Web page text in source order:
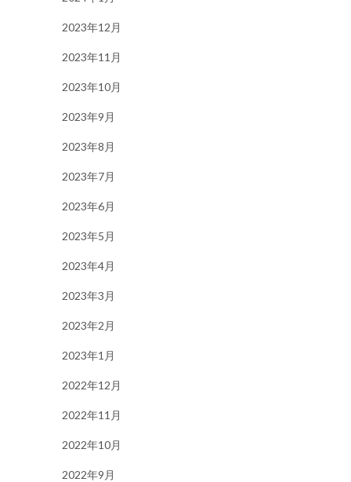
2023年12月
2023年11月
2023年10月
2023年9月
2023年8月
2023年7月
2023年6月
2023年5月
2023年4月
2023年3月
2023年2月
2023年1月
2022年12月
2022年11月
2022年10月
2022年9月